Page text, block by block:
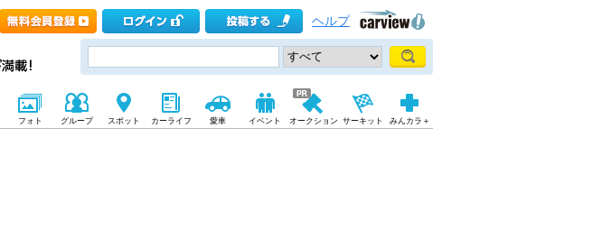
ヘルプ
フォト グループ スポット カーライフ 愛車 イベント オークション サーキット みんカラ＋